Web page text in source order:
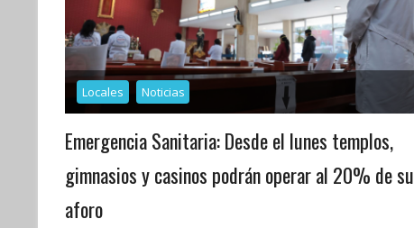
Locales Noticias
Emergencia Sanitaria: Desde el lunes templos,
gimnasios y casinos podrán operar al 20% de su
aforo